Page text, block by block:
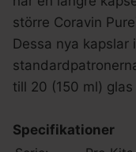
större Coravin
Dessa nya kapslar
till 20 (150 ml)
Specifikationer